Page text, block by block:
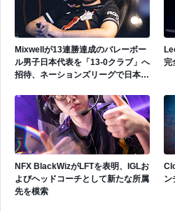
Mixwellが13連勝達成のバレーボー
ル男子日本代表を「13-0クラブ」へ
招待、ネーションズリーグで日本代
完
NFX BlackWizがLFTを表明、IGLお
よびヘッドコーチとして新たな所属
先を模索
ン